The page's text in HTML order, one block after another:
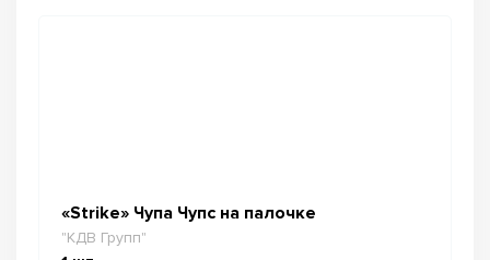
«Strike» Чупа Чупс на палочке
"КДВ Групп"